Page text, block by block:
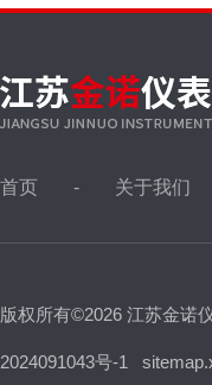
首页 关于我们
版权所有©2026 江苏金诺
2024091043号-1